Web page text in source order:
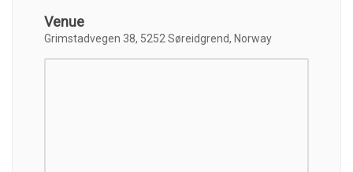
Venue
Grimstadvegen 38, 5252 Søreidgrend, Norway